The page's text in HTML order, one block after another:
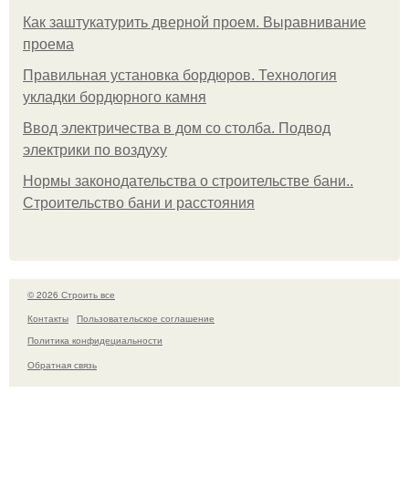
Как заштукатурить дверной проем. Выравнивание
проема
Правильная установка бордюров. Технология
укладки бордюрного камня
Ввод электричества в дом со столба. Подвод
электрики по воздуху
Нормы законодательства о строительстве бани..
Строительство бани и расстояния
© 2026 Строить все
Контакты
Пользовательское соглашение
Политика конфидециальности
Обратная связь